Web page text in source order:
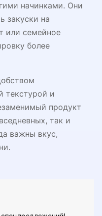
начинками. Они
закуски на
или семейное
более
текстурой и
продукт
так и
важны вкус,